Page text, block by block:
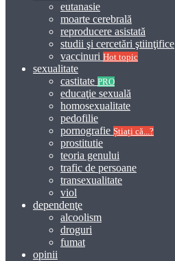
eutanasie
moarte cerebrală
reproducere asistată
studii şi cercetări ştiinţifice
vaccinuri Hot topic
sexualitate
castitate PRO
educaţie sexuală
homosexualitate
pedofilie
pornografie Știați că...?
prostitutie
teoria genului
trafic de persoane
transexualitate
viol
dependenţe
alcoolism
droguri
fumat
opinii